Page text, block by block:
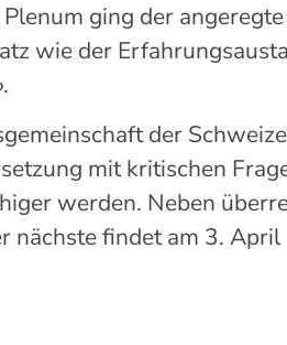
ging der
wie der
.
der
mit kritischen
werden. Neben
nächste findet am 3.